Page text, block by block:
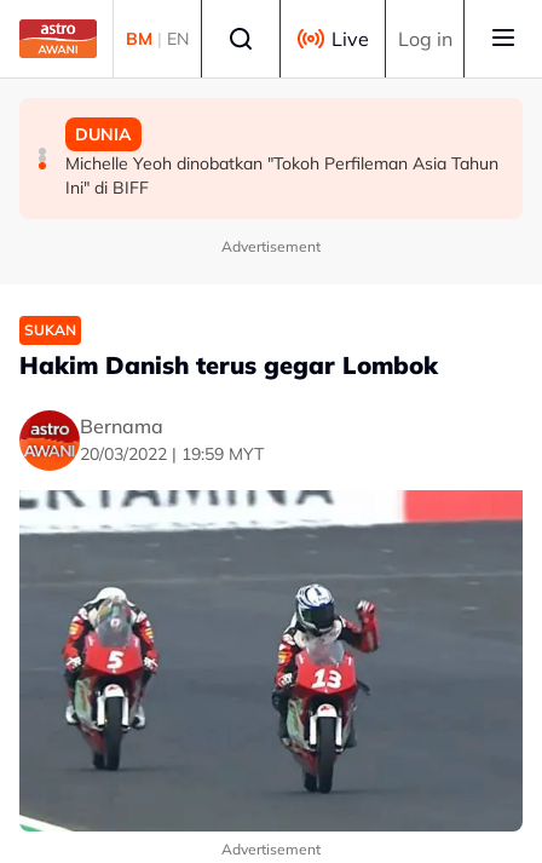
Skip to main content
BM | EN Live Log in
MALAYSIA
Persepsi negatif terhadap Bukit Malut tidak berasaskan
fakta - Ahli Akademik
MALAYSIA
Insiden rempuhan Jalan Ampang: Pendakwaan bantah
permohonan batal pertuduhan bunuh
DUNIA
Michelle Yeoh dinobatkan "Tokoh Perfileman Asia Tahun
Ini" di BIFF
Advertisement
SUKAN
Hakim Danish terus gegar Lombok
Bernama
20/03/2022 | 19:59 MYT
Advertisement